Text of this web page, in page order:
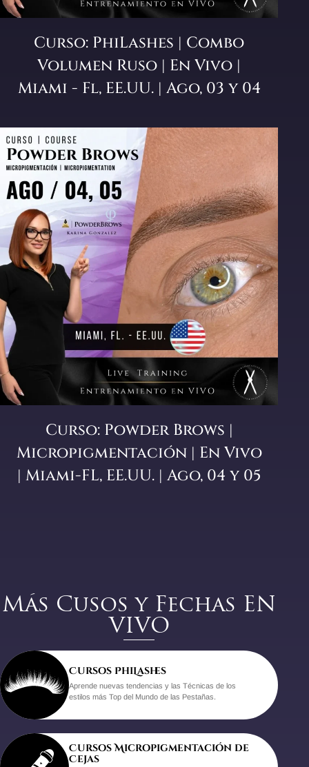
Curso: PhiLashes | Combo
Volumen Ruso | En Vivo |
Miami - Fl, EE.UU. | Ago, 03 y 04
Curso: Powder Brows |
Micropigmentación | En Vivo
| Miami-FL, EE.UU. | Ago, 04 y 05
Más Cusos y Fechas EN
VIVO
Cursos PhiLashes
Aprende nuevas tendencias y las Técnicas de los
estilos más Top del Mundo de las Pestañas.
Cursos Micropigmentación de
Cejas